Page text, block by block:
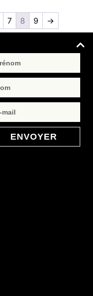
7 8 9 →
ENVOYER